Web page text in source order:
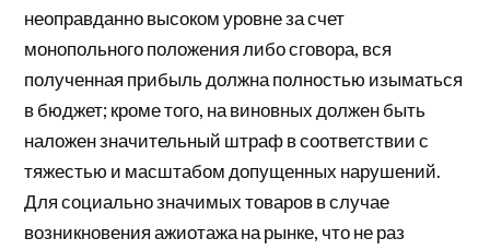
неоправданно высоком уровне за счет
монопольного положения либо сговора, вся
полученная прибыль должна полностью изыматься
в бюджет; кроме того, на виновных должен быть
наложен значительный штраф в соответствии с
тяжестью и масштабом допущенных нарушений.
Для социально значимых товаров в случае
возникновения ажиотажа на рынке, что не раз